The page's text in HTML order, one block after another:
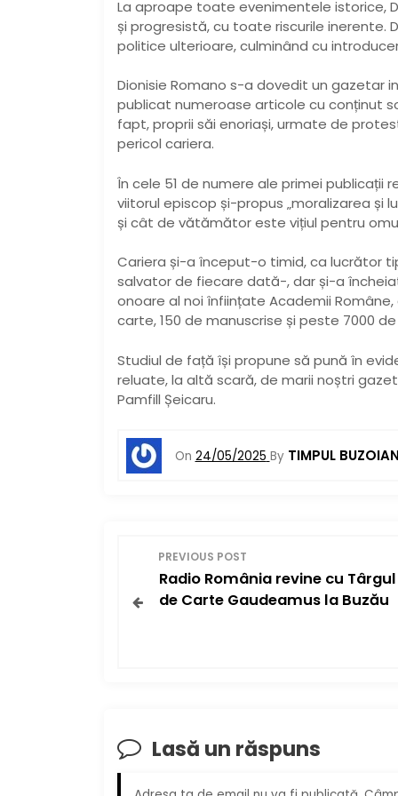
La aproape toate evenimentele istorice,
și progresistă, cu toate riscurile inerente.
politice ulterioare, culminând cu
Dionisie Romano s-a dovedit un gazetar
publicat numeroase articole cu conținut
fapt, proprii săi enoriași, urmate de
pericol cariera.
În cele 51 de numere ale primei publicații
viitorul episcop și-propus „moralizarea
și cât de vătămător este vițiul pentru
Cariera și-a început-o timid, ca lucrător
salvator de fiecare dată-, dar și-a
onoare al noi înființate Academii
carte, 150 de manuscrise și peste 7000
Studiul de față își propune să pună în
reluate, la altă scară, de marii noștri
Pamfill Șeicaru.
On 24/05/2025 By TIMPUL BUZOIAN
a
a
r
PREVIOUS POST
Radio România revine cu Târgul
de Carte Gaudeamus la Buzău
Lasă un răspuns